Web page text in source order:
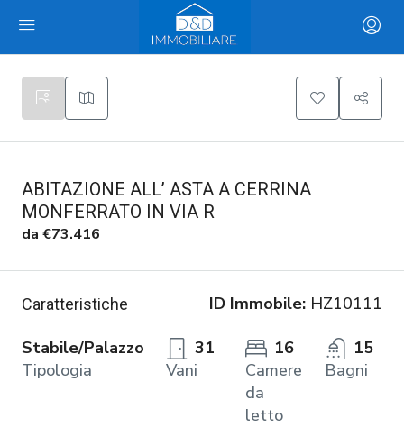
ABITAZIONE ALL’ ASTA A CERRINA
MONFERRATO IN VIA R
da €73.416
Caratteristiche ID Immobile: HZ10111
Stabile/Palazzo
Tipologia
31
Vani
16
Camere
da
letto
15
Bagni